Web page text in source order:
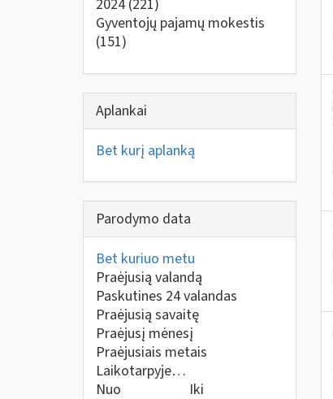
2024 (221)
Gyventojų pajamų mokestis
(151)
Aplankai
Bet kurį aplanką
Parodymo data
Bet kuriuo metu
Praėjusią valandą
Paskutines 24 valandas
Praėjusią savaitę
Praėjusį mėnesį
Praėjusiais metais
Laikotarpyje…
Nuo
Iki